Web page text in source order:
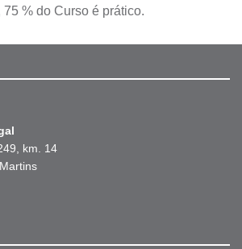
75 % do Curso é prático.
km. 14